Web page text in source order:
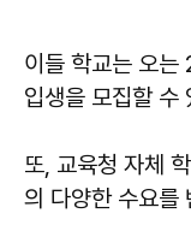
이들 학교는 오는
입생을 모집할 수
또, 교육청 자체
의 다양한 수요를